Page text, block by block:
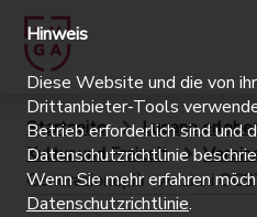
Startseite
Lugano
Kultur und Freizeit
Generazionepiù - Anziani
Hinweis
Diese Website und die von
Drittanbieter-Tools
Betrieb erforderlich sind und
Datenschutzrichtlinie
Wenn Sie mehr erfahren
Datenschutzrichtlinie.